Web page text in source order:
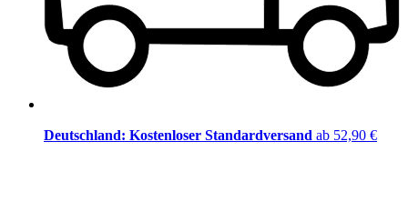
Deutschland: Kostenloser Standardversand ab 52,90 €